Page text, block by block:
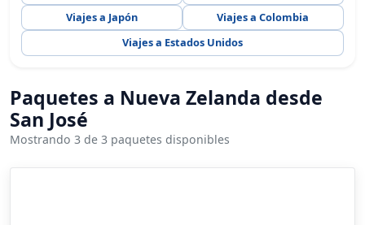
Viajes a Japón
Viajes a Colombia
Viajes a Estados Unidos
Paquetes a Nueva Zelanda desde
San José
Mostrando 3 de 3 paquetes disponibles